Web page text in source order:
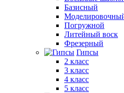
Базисный
Погружной
Литейный воск
Фрезерный
Гипсы
2 класс
3 класс
4 класс
5 класс